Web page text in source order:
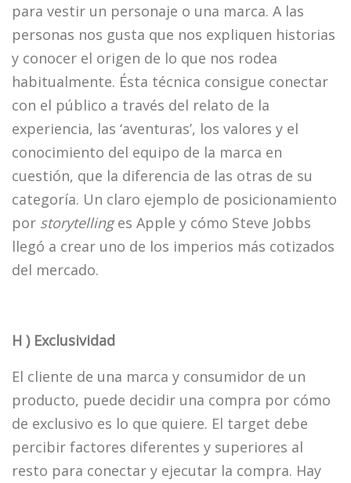
para vestir un personaje o una marca. A las
personas nos gusta que nos expliquen historias
y conocer el origen de lo que nos rodea
habitualmente. Ésta técnica consigue conectar
con el público a través del relato de la
experiencia, las ‘aventuras’, los valores y el
conocimiento del equipo de la marca en
cuestión, que la diferencia de las otras de su
categoría. Un claro ejemplo de posicionamiento
por storytellinges Apple y cómo Steve Jobbs
llegó a crear uno de los imperios más cotizados
del mercado.
H ) Exclusividad
El cliente de una marca y consumidor de un
producto, puede decidir una compra por cómo
de exclusivo es lo que quiere. El target debe
percibir factores diferentes y superiores al
resto para conectar y ejecutar la compra. Hay